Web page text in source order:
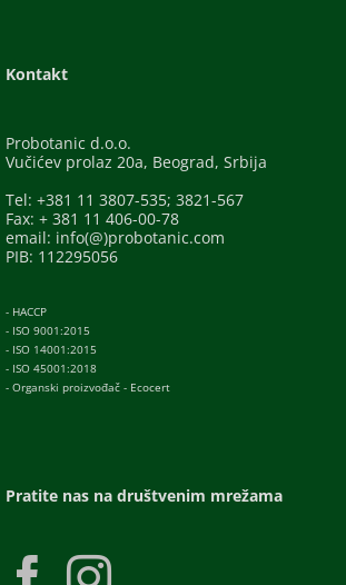
Kontakt
Probotanic d.o.o.
Vučićev prolaz 20a, Beograd, Srbija
Tel: +381 11 3807-535; 3821-567
Fax: + 381 11 406-00-78
email: info(@)probotanic.com
PIB: 112295056
- HACCP
- ISO 9001:2015
- ISO 14001:2015
- ISO 45001:2018
- Organski proizvođač - Ecocert
Pratite nas na društvenim mrežama